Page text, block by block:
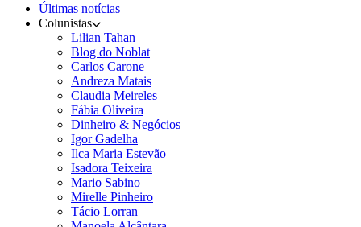
Últimas notícias
Colunistas
Lilian Tahan
Blog do Noblat
Carlos Carone
Andreza Matais
Claudia Meireles
Fábia Oliveira
Dinheiro & Negócios
Igor Gadelha
Ilca Maria Estevão
Isadora Teixeira
Mario Sabino
Mirelle Pinheiro
Tácio Lorran